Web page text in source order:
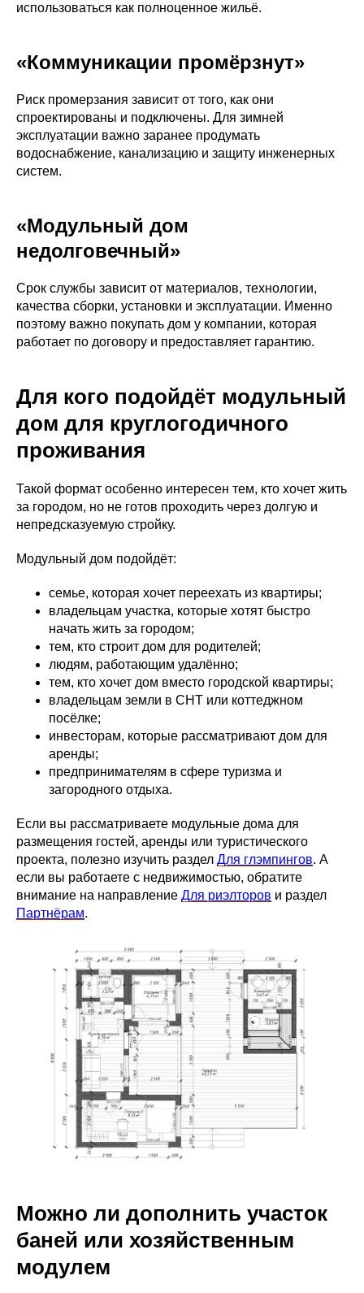
использоваться как полноценное жильё.
«Коммуникации промёрзнут»
Риск промерзания зависит от того, как они
спроектированы и подключены. Для зимней
эксплуатации важно заранее продумать
водоснабжение, канализацию и защиту инженерных
систем.
«Модульный дом
недолговечный»
Срок службы зависит от материалов, технологии,
качества сборки, установки и эксплуатации. Именно
поэтому важно покупать дом у компании, которая
работает по договору и предоставляет гарантию.
Для кого подойдёт модульный
дом для круглогодичного
проживания
Такой формат особенно интересен тем, кто хочет жить
за городом, но не готов проходить через долгую и
непредсказуемую стройку.
Модульный дом подойдёт:
семье, которая хочет переехать из квартиры;
владельцам участка, которые хотят быстро
начать жить за городом;
тем, кто строит дом для родителей;
людям, работающим удалённо;
тем, кто хочет дом вместо городской квартиры;
владельцам земли в СНТ или коттеджном
посёлке;
инвесторам, которые рассматривают дом для
аренды;
предпринимателям в сфере туризма и
загородного отдыха.
Если вы рассматриваете модульные дома для
размещения гостей, аренды или туристического
проекта, полезно изучить раздел Для глэмпингов. А
если вы работаете с недвижимостью, обратите
внимание на направление Для риэлторов и раздел
Партнёрам.
Можно ли дополнить участок
баней или хозяйственным
модулем